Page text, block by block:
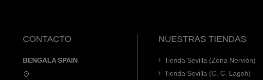
CONTACTO
BENGALA SPAIN
NUESTRAS TIENDAS
Tienda Sevilla (Zona Nervión)
Tienda Sevilla (C. C. Lagoh)